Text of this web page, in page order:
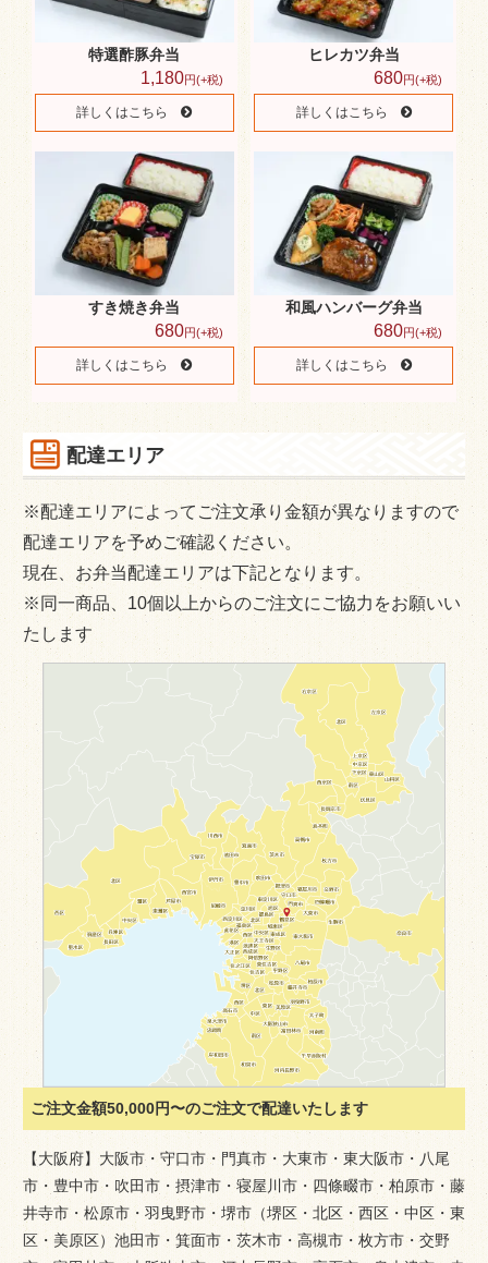
お弁当出張販売
新着情報
スタッフブログ
サイトマップ
特選酢豚弁当
1,180円(+税)
詳しくはこちら
ヒレカツ弁当
680円(+税)
詳しくはこちら
すき焼き弁当
680円(+税)
詳しくはこちら
和風ハンバーグ弁当
680円(+税)
詳しくはこちら
配達エリア
※配達エリアによってご注文承り金額が異なりますので
配達エリアを予めご確認ください。
現在、お弁当配達エリアは下記となります。
※同一商品、10個以上からのご注文にご協力をお願いい
たします
ご注文金額50,000円〜のご注文で配達いたします
【大阪府】大阪市・守口市・門真市・大東市・東大阪市・八尾
市・豊中市・吹田市・摂津市・寝屋川市・四條畷市・柏原市・藤
井寺市・松原市・羽曳野市・堺市（堺区・北区・西区・中区・東
区・美原区）池田市・箕面市・茨木市・高槻市・枚方市・交野